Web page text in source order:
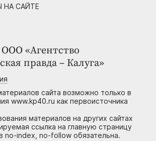
ООО «Агентство
правда – Калуга»
сайта возможно только в
www.kp40.ru как первоисточника
материалов на других сайтах
ссылка на главную страницу
no-index, no-follow обязательна.
НА САЙТЕ